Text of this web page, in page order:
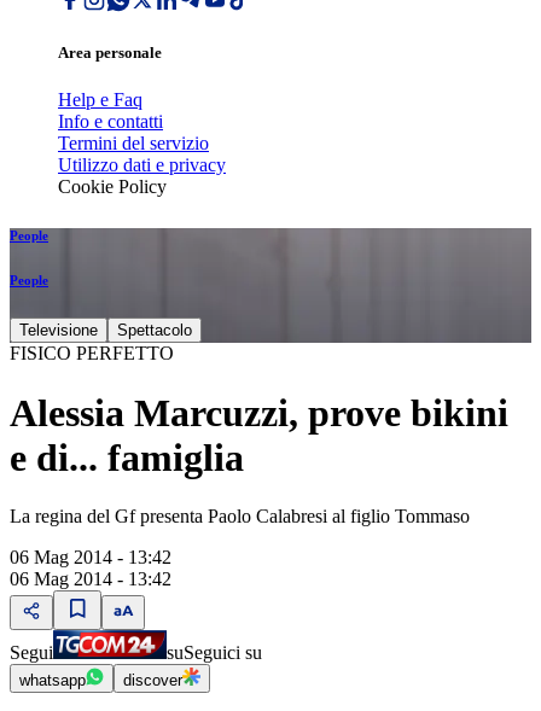
Area personale
Help e Faq
Info e contatti
Termini del servizio
Utilizzo dati e privacy
Cookie Policy
People
People
Televisione Spettacolo
FISICO PERFETTO
Alessia Marcuzzi, prove bikini
e di... famiglia
La regina del Gf presenta Paolo Calabresi al figlio Tommaso
06 Mag 2014 - 13:42
06 Mag 2014 - 13:42
Segui suSeguici su
whatsapp discover